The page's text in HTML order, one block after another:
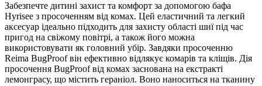
Забезпечте дитині захист та комфорт за допомогою бафа
Hyrisee з просоченням від комах. Цей еластичний та легкий
аксесуар ідеально підходить для захисту області шиї під час
пригод на свіжому повітрі, а також його можна
використовувати як головний убір. Завдяки просоченню
Reima BugProof він ефективно відлякує комарів та кліщів. Дія
просочення BugProof від комах заснована на екстракті
лемонграсу, що містить гераніол. Воно наноситься на тканину